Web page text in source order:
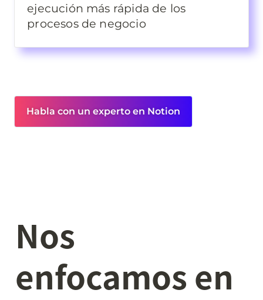
ejecución más rápida de los
procesos de negocio
Habla con un experto en Notion
Nos
enfocamos en